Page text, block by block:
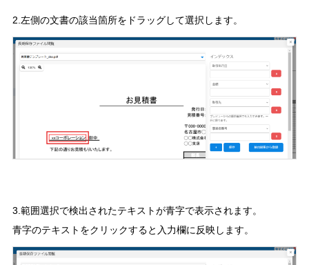
2.左側の文書の該当箇所をドラッグして選択します。
3.範囲選択で検出されたテキストが青字で表示されます。
青字のテキストをクリックすると入力欄に反映します。